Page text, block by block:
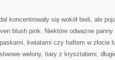
koncentrowały się wokół bieli, ale
blush pink. Niektóre odważne panny
kwiatami czy haftem w złocie
welony, tiary z kryształami,